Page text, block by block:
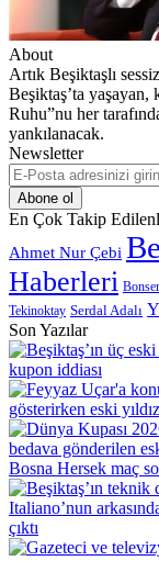
About
Artık Beşiktaşlı
Beşiktaş’ta yaşayan,
Ruhu”nu her
yankılanacak.
Newsletter
E-
Posta
adresinizi
giriniz
En Çok Takip
Ahmet Nur Çebi
Haberleri
Tekinoktay Serdal Adalı
Son Yazılar